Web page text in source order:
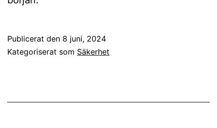
Publicerat den 8 juni, 2024
Kategoriserat som Säkerhet